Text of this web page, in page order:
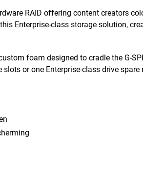
RAID offering content creators
Enterprise-class storage solution,
foam designed to cradle the G-
or one Enterprise-class drive